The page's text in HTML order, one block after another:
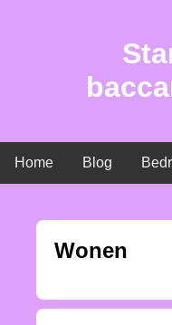
Home Blog
Wonen